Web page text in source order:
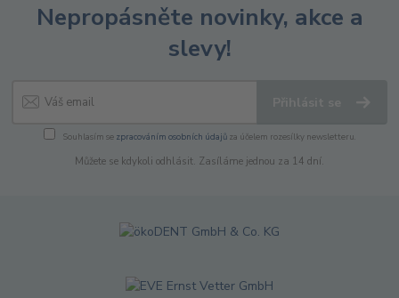
Nepropásněte novinky, akce a
slevy!
Souhlasím se zpracováním osobních údajůza účelem rozesílky newsletteru.
Můžete se kdykoli odhlásit. Zasíláme jednou za 14 dní.